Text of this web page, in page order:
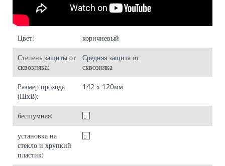
Цвет: коричневый
Степень защиты от
сквозняка:
Средняя защита от
сквозняка
Размер прохода
(ШхВ):
142 х 120мм
бесшумная:
установка на
стекло и хрупкий
пластик: